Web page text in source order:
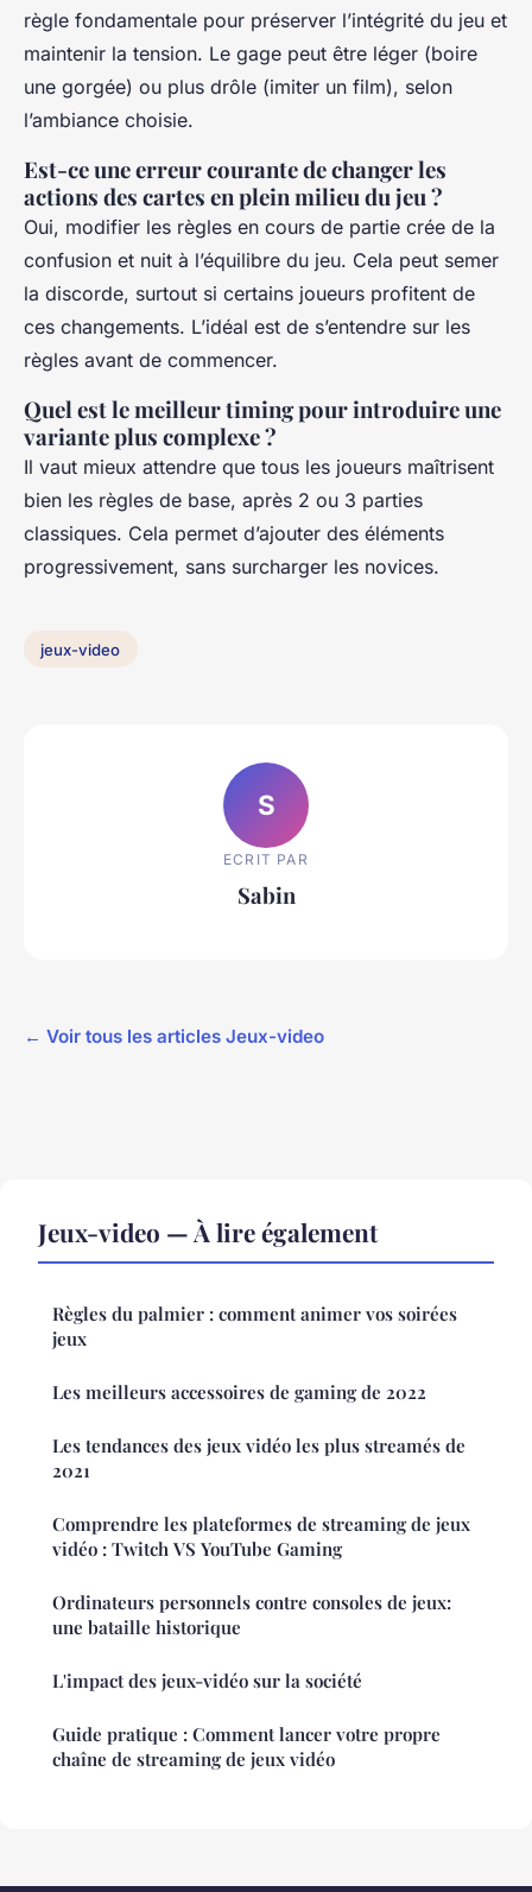
règle fondamentale pour préserver l’intégrité du jeu et
maintenir la tension. Le gage peut être léger (boire
une gorgée) ou plus drôle (imiter un film), selon
l’ambiance choisie.
Est-ce une erreur courante de changer les
actions des cartes en plein milieu du jeu ?
Oui, modifier les règles en cours de partie crée de la
confusion et nuit à l’équilibre du jeu. Cela peut semer
la discorde, surtout si certains joueurs profitent de
ces changements. L’idéal est de s’entendre sur les
règles avant de commencer.
Quel est le meilleur timing pour introduire une
variante plus complexe ?
Il vaut mieux attendre que tous les joueurs maîtrisent
bien les règles de base, après 2 ou 3 parties
classiques. Cela permet d’ajouter des éléments
progressivement, sans surcharger les novices.
jeux-video
S
ECRIT PAR
Sabin
← Voir tous les articles Jeux-video
Jeux-video — À lire également
Règles du palmier : comment animer vos soirées
jeux
Les meilleurs accessoires de gaming de 2022
Les tendances des jeux vidéo les plus streamés de
2021
Comprendre les plateformes de streaming de jeux
vidéo : Twitch VS YouTube Gaming
Ordinateurs personnels contre consoles de jeux:
une bataille historique
L'impact des jeux-vidéo sur la société
Guide pratique : Comment lancer votre propre
chaîne de streaming de jeux vidéo